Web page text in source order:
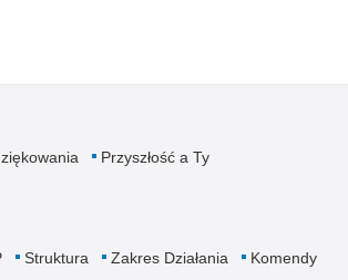
Przyszłość a Ty
Struktura Zakres Działania
Komendy